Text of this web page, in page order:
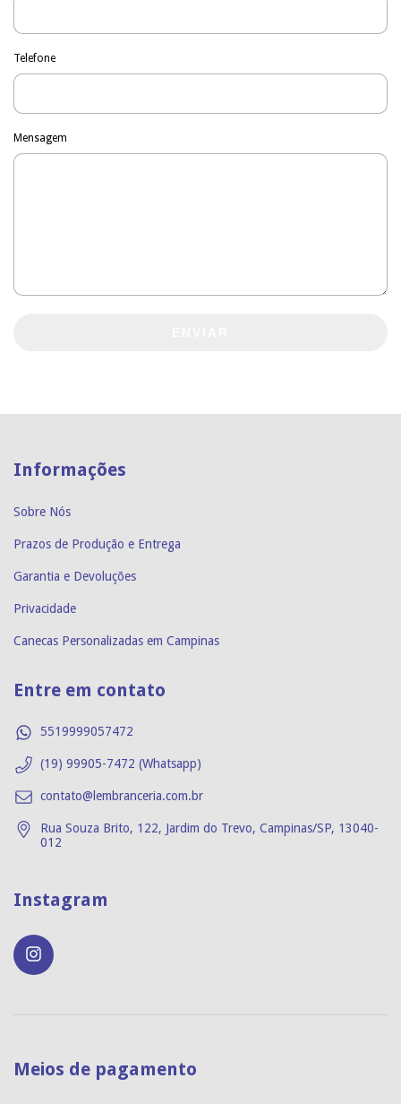
Telefone
Mensagem
Informações
Sobre Nós
Prazos de Produção e Entrega
Garantia e Devoluções
Privacidade
Canecas Personalizadas em Campinas
Entre em contato
5519999057472
(19) 99905-7472 (Whatsapp)
contato@lembranceria.com.br
Rua Souza Brito, 122, Jardim do Trevo, Campinas/SP, 13040-
012
Instagram
Meios de pagamento